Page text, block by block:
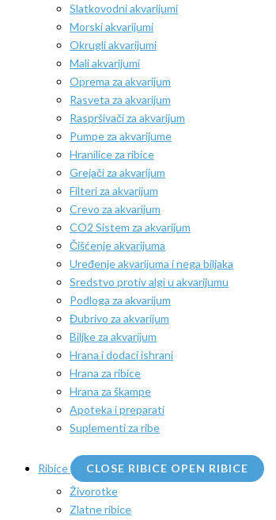
Slatkovodni akvarijumi
Morski akvarijumi
Okrugli akvarijumi
Mali akvarijumi
Oprema za akvarijum
Rasveta za akvarijum
Raspršivači za akvarijum
Pumpe za akvarijume
Hranilice za ribice
Grejači za akvarijum
Filteri za akvarijum
Crevo za akvarijum
CO2 Sistem za akvarijum
Čišćenje akvarijuma
Uređenje akvarijuma i nega biljaka
Sredstvo protiv algi u akvarijumu
Podloga za akvarijum
Đubrivo za akvarijum
Biljke za akvarijum
Hrana i dodaci ishrani
Hrana za ribice
Hrana za škampe
Apoteka i preparati
Suplementi za ribe
Ribice CLOSE RIBICE OPEN RIBICE
Živorotke
Zlatne ribice